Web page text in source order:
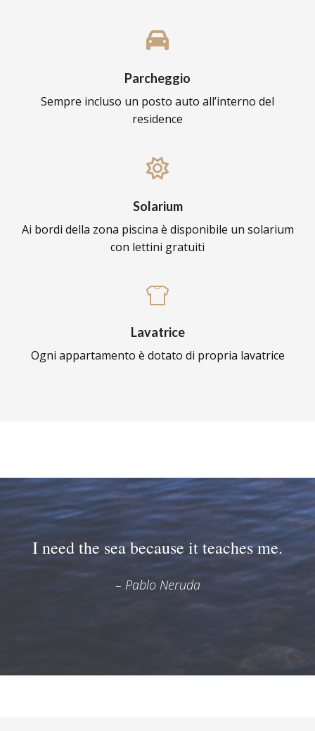
Parcheggio
Sempre incluso un posto auto all’interno del
residence
Solarium
Ai bordi della zona piscina è disponibile un solarium
con lettini gratuiti
Lavatrice
Ogni appartamento è dotato di propria lavatrice
I need the sea because it teaches me.
– Pablo Neruda